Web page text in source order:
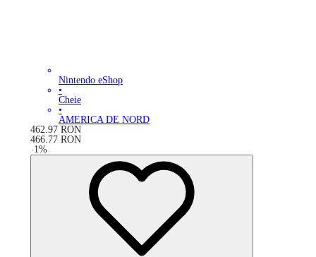
Nintendo eShop
•
Cheie
•
AMERICA DE NORD
462.97 RON
466.77 RON
-1%